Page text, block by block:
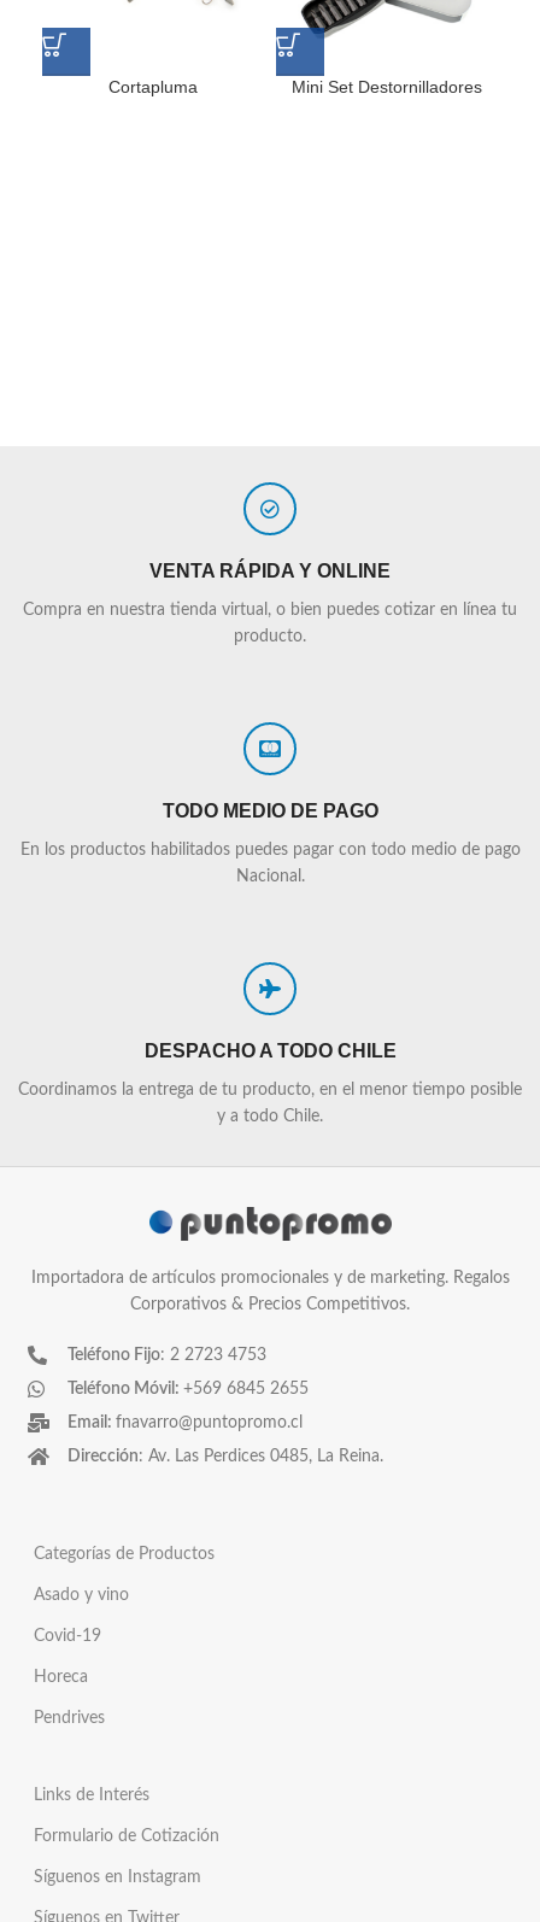
Cortapluma Mini Set Destornilladores
VENTA RÁPIDA Y ONLINE
Compra en nuestra tienda virtual, o bien puedes cotizar en línea tu
producto.
TODO MEDIO DE PAGO
En los productos habilitados puedes pagar con todo medio de pago
Nacional.
DESPACHO A TODO CHILE
Coordinamos la entrega de tu producto, en el menor tiempo posible
y a todo Chile.
Importadora de artículos promocionales y de marketing. Regalos
Corporativos & Precios Competitivos.
Teléfono Fijo: 2 2723 4753
Teléfono Móvil: +569 6845 2655
Email: fnavarro@puntopromo.cl
Dirección: Av. Las Perdices 0485, La Reina.
Categorías de Productos
Asado y vino
Covid-19
Horeca
Pendrives
Links de Interés
Formulario de Cotización
Síguenos en Instagram
Síguenos en Twitter